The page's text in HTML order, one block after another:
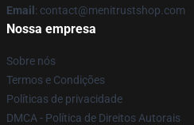
Email : contact@menitrustshop.com
Nossa empresa
Sobre nós
Termos e Condições
Políticas de privacidade
DMCA - Política de Direitos Autorais